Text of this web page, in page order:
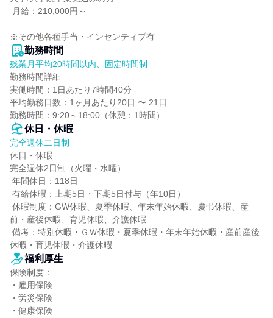
※その他各種手当・インセンティブ有
勤務時間
残業月平均20時間以内、固定時間制
勤務時間詳細
実働時間：1日あたり7時間40分
平均勤務日数：1ヶ月あたり20日 〜 21日
勤務時間：9:20～18:00（休憩：1時間）
休日・休暇
完全週休二日制
休日・休暇
完全週休2日制（火曜・水曜）
前・産後休暇、育児休暇、介護休暇
休暇・育児休暇・介護休暇
福利厚生
保険制度：
・雇用保険
・労災保険
・健康保険